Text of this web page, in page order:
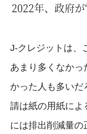
2022年、政府
J-クレジットは、
あまり多くなかっ
かった人も多いだ
請は紙の用紙によ
には排出削減量の